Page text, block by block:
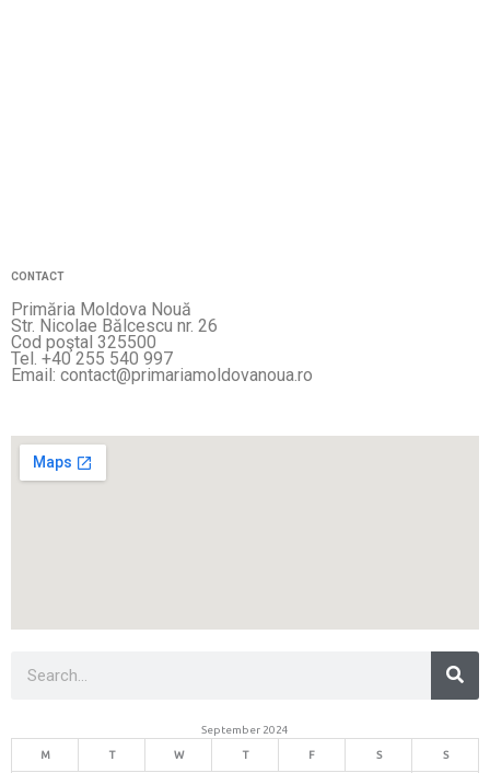
CONTACT
Primăria Moldova Nouă
Str. Nicolae Bălcescu nr. 26
Cod poştal 325500
Tel. +40 255 540 997
Email: contact@primariamoldovanoua.ro
September 2024
M T W T F S S